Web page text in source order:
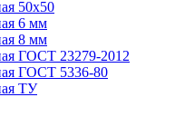
50х50
6 мм
8 мм
ГОСТ 23279-2012
ГОСТ 5336-80
ТУ